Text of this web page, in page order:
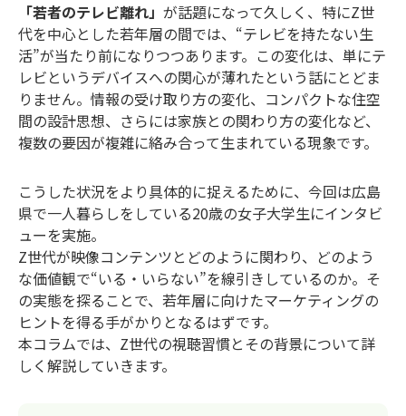
「若者のテレビ離れ」 が話題になって久しく、特にZ世
代を中心とした若年層の間では、“テレビを持たない生
活”が当たり前になりつつあります。この変化は、単にテ
レビというデバイスへの関心が薄れたという話にとどま
りません。情報の受け取り方の変化、コンパクトな住空
間の設計思想、さらには家族との関わり方の変化など、
複数の要因が複雑に絡み合って生まれている現象です。
こうした状況をより具体的に捉えるために、今回は広島
県で一人暮らしをしている20歳の女子大学生にインタビ
ューを実施。
Z世代が映像コンテンツとどのように関わり、どのよう
な価値観で“いる・いらない”を線引きしているのか。そ
の実態を探ることで、若年層に向けたマーケティングの
ヒントを得る手がかりとなるはずです。
本コラムでは、Z世代の視聴習慣とその背景について詳
しく解説していきます。